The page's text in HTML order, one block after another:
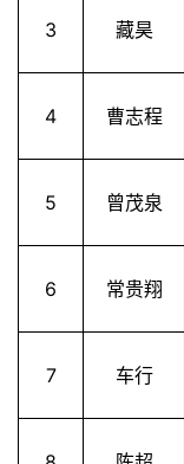
3 藏昊
4 曹志程
5 曾茂泉
6 常贵翔
7 车行